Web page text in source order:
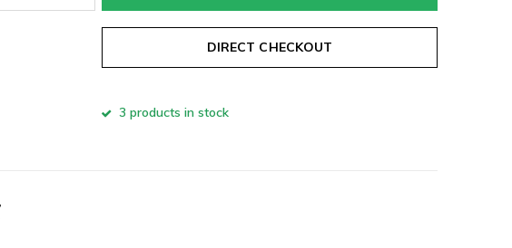
DIRECT CHECKOUT
3 products in stock